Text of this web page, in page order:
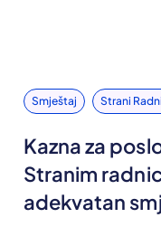
Smještaj Strani
Kazna za
Stranim
adekvatan